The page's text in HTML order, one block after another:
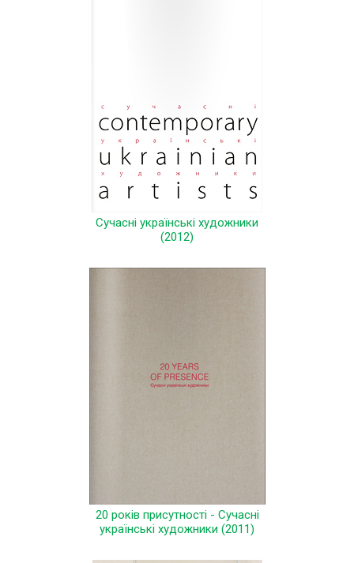
Сучасні українські художники
(2012)
20 років присутності - Сучасні
українські художники (2011)